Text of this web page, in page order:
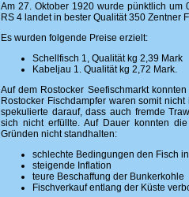
Am 27. Oktober 1920 wurde pünktlich um
RS 4 landet in bester Qualität 350 Zentner
Es wurden folgende Preise erzielt:
Schellfisch 1, Qualität kg 2,39 Mark
Kabeljau 1. Qualität kg 2,72 Mark.
Auf dem Rostocker Seefischmarkt
Rostocker Fischdampfer waren somit
spekulierte darauf, dass auch fremde
sich nicht erfüllte. Auf Dauer konnten
Gründen nicht standhalten:
schlechte Bedingungen den Fisch
steigende Inflation
teure Beschaffung der Bunkerkohle
Fischverkauf entlang der Küste